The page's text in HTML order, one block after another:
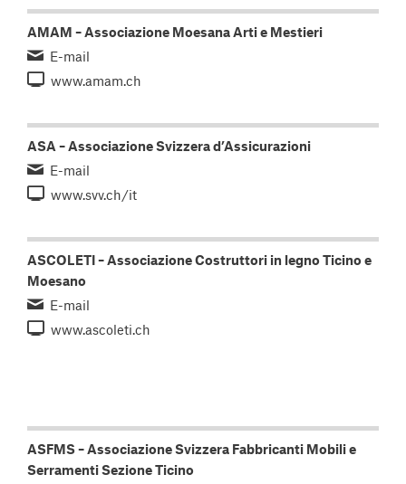
AMAM – Associazione Moesana Arti e Mestieri
E-mail
www.amam.ch
ASA – Associazione Svizzera d’Assicurazioni
E-mail
www.svv.ch/it
ASCOLETI – Associazione Costruttori in legno Ticino e
Moesano
E-mail
www.ascoleti.ch
ASFMS – Associazione Svizzera Fabbricanti Mobili e
Serramenti Sezione Ticino